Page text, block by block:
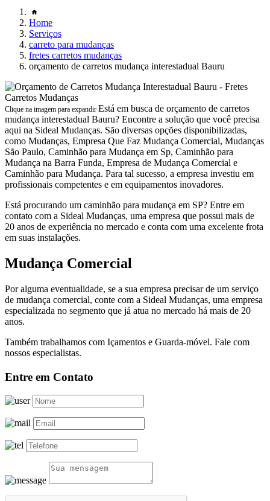
Home
Serviços
carreto para mudanças
fretes carretos mudanças
orçamento de carretos mudança interestadual Bauru
Clique na imagem para expandir Está em busca de orçamento de carretos
mudança interestadual Bauru? Encontre a solução que você precisa
aqui na Sideal Mudanças. São diversas opções disponibilizadas,
como Mudanças, Empresa Que Faz Mudança Comercial, Mudanças
São Paulo, Caminhão para Mudança em Sp, Caminhão para
Mudança na Barra Funda, Empresa de Mudança Comercial e
Caminhão para Mudança. Para tal sucesso, a empresa investiu em
profissionais competentes e em equipamentos inovadores.
Está procurando um caminhão para mudança em SP? Entre em
contato com a Sideal Mudanças, uma empresa que possui mais de
20 anos de experiência no mercado e conta com uma excelente frota
em suas instalações.
Mudança Comercial
Por alguma eventualidade, se a sua empresa precisar de um serviço
de mudança comercial, conte com a Sideal Mudanças, uma empresa
especializada no segmento que já atua no mercado há mais de 20
anos.
Também trabalhamos com Içamentos e Guarda-móvel. Fale com
nossos especialistas.
Entre em Contato